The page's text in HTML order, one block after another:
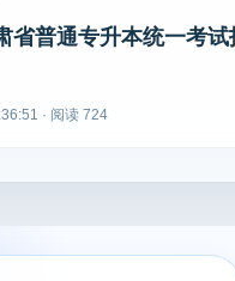
省普通专升本统一考
· 阅读 724